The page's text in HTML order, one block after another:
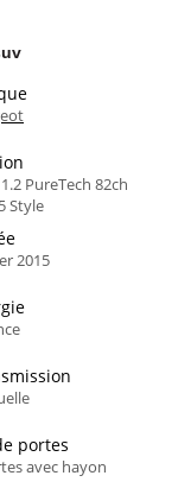
PureTech 82ch
Style
2015
portes
avec hayon